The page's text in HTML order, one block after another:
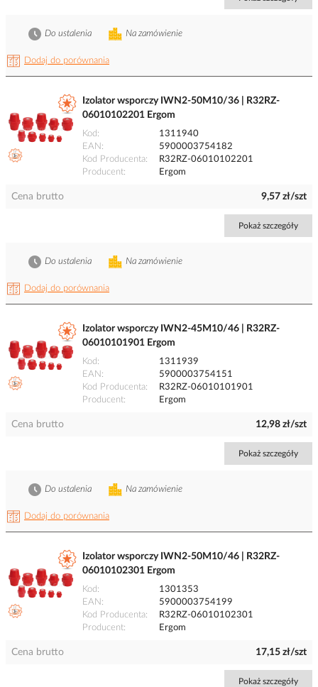
Dodaj do porównania
Na zamówienie
Do ustalenia
Izolator wsporczy IWN2-50M10/36 | R32RZ-
06010102201 Ergom
Kod
1311940
EAN
5900003754182
Kod Producenta
R32RZ-06010102201
Producent
Ergom
Cena brutto 9,57 zł/szt
Pokaż szczegóły
Dodaj do porównania
Na zamówienie
Do ustalenia
Izolator wsporczy IWN2-45M10/46 | R32RZ-
06010101901 Ergom
Kod
1311939
EAN
5900003754151
Kod Producenta
R32RZ-06010101901
Producent
Ergom
Cena brutto 12,98 zł/szt
Pokaż szczegóły
Dodaj do porównania
Na zamówienie
Do ustalenia
Izolator wsporczy IWN2-50M10/46 | R32RZ-
06010102301 Ergom
Kod
1301353
EAN
5900003754199
Kod Producenta
R32RZ-06010102301
Producent
Ergom
Cena brutto 17,15 zł/szt
Pokaż szczegóły